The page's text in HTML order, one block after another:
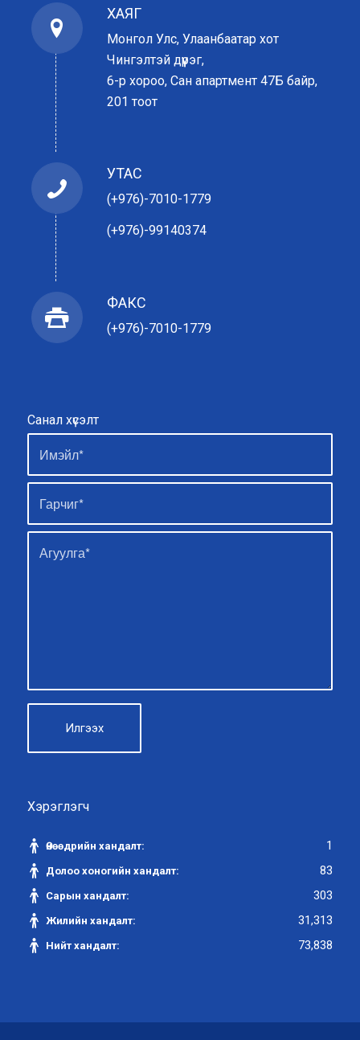
ХАЯГ
Монгол Улс, Улаанбаатар хот
Чингэлтэй дүүрэг,
6-р хороо, Сан апартмент 47Б байр,
201 тоот
УТАС
(+976)-7010-1779
(+976)-99140374
ФАКС
(+976)-7010-1779
Санал хүсэлт
Хэрэглэгч
Өнөөдрийн хандалт: 1
Долоо хоногийн хандалт: 83
Сарын хандалт: 303
Жилийн хандалт: 31,313
Нийт хандалт: 73,838